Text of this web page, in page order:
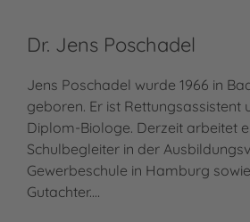
Dr. Jens Poschadel
Jens Poschadel wurde 1966 in
geboren. Er ist
Diplom-Biologe. Derzeit arbeitet
Schulbegleiter in der
Gewerbeschule in Hamburg
Gutachter.…